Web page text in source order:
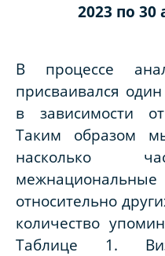
2023 по 30
В процессе
присваивался
в зависимости
Таким образом
насколько
относительно
количество
Таблице 1.